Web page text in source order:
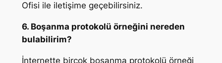
Ofisi ile iletişime geçebilirsiniz.
6. Boşanma protokolü örneğini nereden
bulabilirim?
İnternette birçok boşanma protokolü örneği